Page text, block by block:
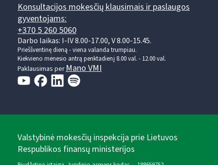
Konsultacijos mokesčių klausimais ir paslaugos
gyventojams:
+370 5 260 5060
Darbo laikas: I-IV 8.00-17.00, V 8.00-15.45.
Prieššventinę dieną - viena valanda trumpiau.
Kiekvieno mėnesio antrą penktadienį 8.00 val. - 12.00 val.
Paklausimas per Mano VMI
Valstybinė mokesčių inspekcija prie Lietuvos
Respublikos finansų ministerijos